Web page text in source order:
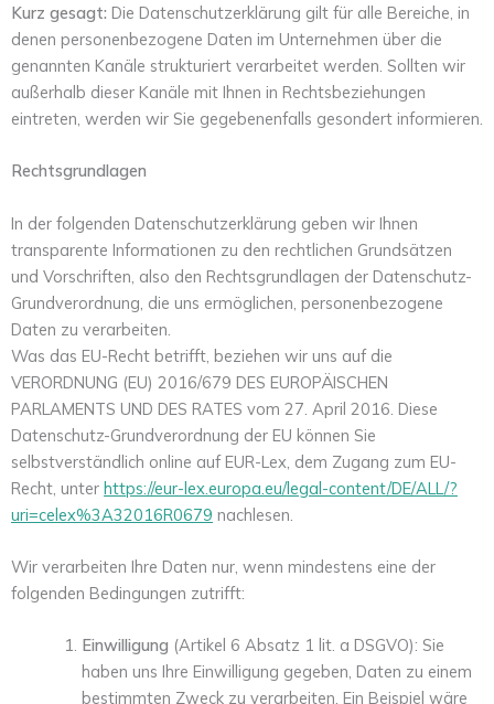
Kurz gesagt: Die Datenschutzerklärung gilt für alle Bereiche, in
denen personenbezogene Daten im Unternehmen über die
genannten Kanäle strukturiert verarbeitet werden. Sollten wir
außerhalb dieser Kanäle mit Ihnen in Rechtsbeziehungen
eintreten, werden wir Sie gegebenenfalls gesondert informieren.
Rechtsgrundlagen
In der folgenden Datenschutzerklärung geben wir Ihnen
transparente Informationen zu den rechtlichen Grundsätzen
und Vorschriften, also den Rechtsgrundlagen der Datenschutz-
Grundverordnung, die uns ermöglichen, personenbezogene
Daten zu verarbeiten.
Was das EU-Recht betrifft, beziehen wir uns auf die
VERORDNUNG (EU) 2016/679 DES EUROPÄISCHEN
PARLAMENTS UND DES RATES vom 27. April 2016. Diese
Datenschutz-Grundverordnung der EU können Sie
selbstverständlich online auf EUR-Lex, dem Zugang zum EU-
Recht, unter https://eur-lex.europa.eu/legal-content/DE/ALL/?
uri=celex%3A32016R0679 nachlesen.
Wir verarbeiten Ihre Daten nur, wenn mindestens eine der
folgenden Bedingungen zutrifft:
Einwilligung (Artikel 6 Absatz 1 lit. a DSGVO): Sie
haben uns Ihre Einwilligung gegeben, Daten zu einem
bestimmten Zweck zu verarbeiten. Ein Beispiel wäre